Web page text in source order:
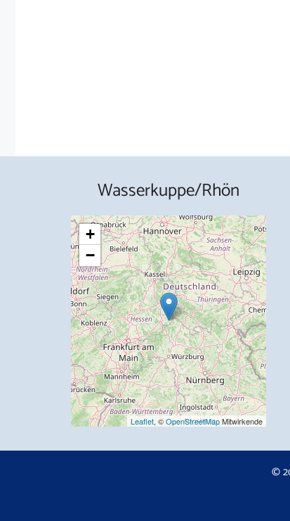
Wasserkuppe/Rhön
+
−
Leaflet, ©OpenStreetMapMitwirkende
©